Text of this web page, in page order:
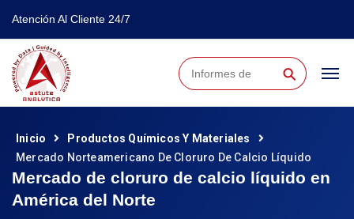
Atención Al Cliente 24/7
⚲
Inicio
Productos Químicos Y Materiales
Mercado Norteamericano De Cloruro De Calcio Líquido
Mercado de cloruro de calcio líquido en
América del Norte